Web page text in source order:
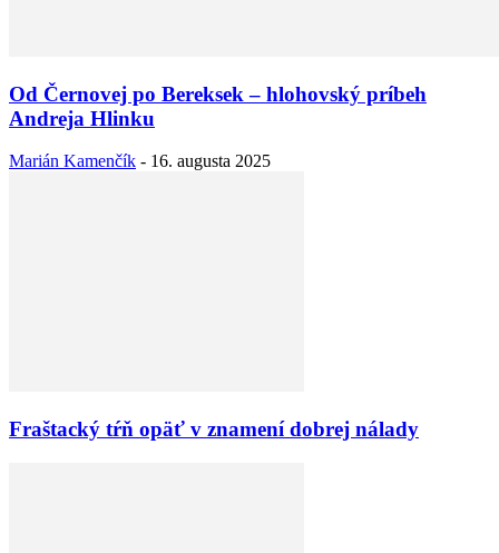
Od Černovej po Bereksek – hlohovský príbeh
Andreja Hlinku
Marián Kamenčík - 16. augusta 2025
Fraštacký tŕň opäť v znamení dobrej nálady